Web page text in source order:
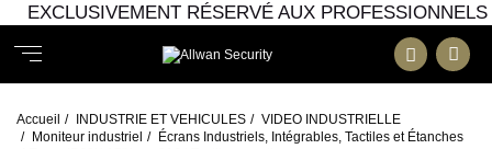
EXCLUSIVEMENT RÉSERVÉ AUX PROFESSIONNELS
Accueil / INDUSTRIE ET VEHICULES / VIDEO INDUSTRIELLE
/ Moniteur industriel / Écrans Industriels, Intégrables, Tactiles et Étanches